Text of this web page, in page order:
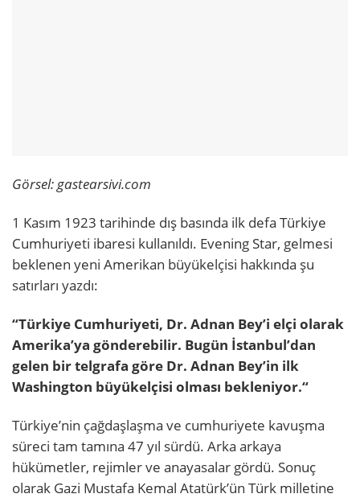
Görsel: gastearsivi.com
1 Kasım 1923 tarihinde dış basında ilk defa Türkiye
Cumhuriyeti ibaresi kullanıldı. Evening Star, gelmesi
beklenen yeni Amerikan büyükelçisi hakkında şu
satırları yazdı:
“Türkiye Cumhuriyeti, Dr. Adnan Bey’i elçi olarak
Amerika’ya gönderebilir. Bugün İstanbul’dan
gelen bir telgrafa göre Dr. Adnan Bey’in ilk
Washington büyükelçisi olması bekleniyor.“
Türkiye’nin çağdaşlaşma ve cumhuriyete kavuşma
süreci tam tamına 47 yıl sürdü. Arka arkaya
hükümetler, rejimler ve anayasalar gördü. Sonuç
olarak Gazi Mustafa Kemal Atatürk’ün Türk milletine